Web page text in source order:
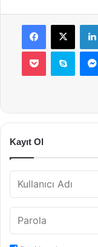
Facebook
X
Pocket Skype
Kayıt Ol